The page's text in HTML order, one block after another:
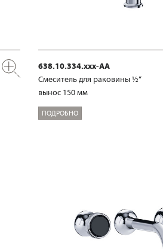
638.10.334.xxx-AA
Смеситель для раковины ½“
вынос 150 мм
ПОДРОБНО